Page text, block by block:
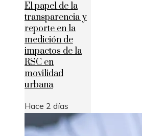
El papel de la
transparencia y
reporte en la
medición de
impactos de la
RSC en
movilidad
urbana
Hace 2 días